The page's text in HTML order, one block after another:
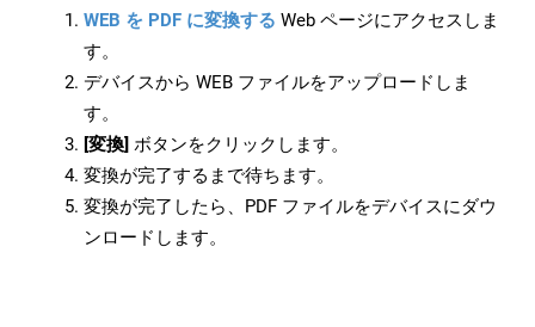
WEB を PDF に変換する Web ページにアクセスしま
す。
デバイスから WEB ファイルをアップロードしま
す。
[変換] ボタンをクリックします。
変換が完了するまで待ちます。
変換が完了したら、PDF ファイルをデバイスにダウ
ンロードします。